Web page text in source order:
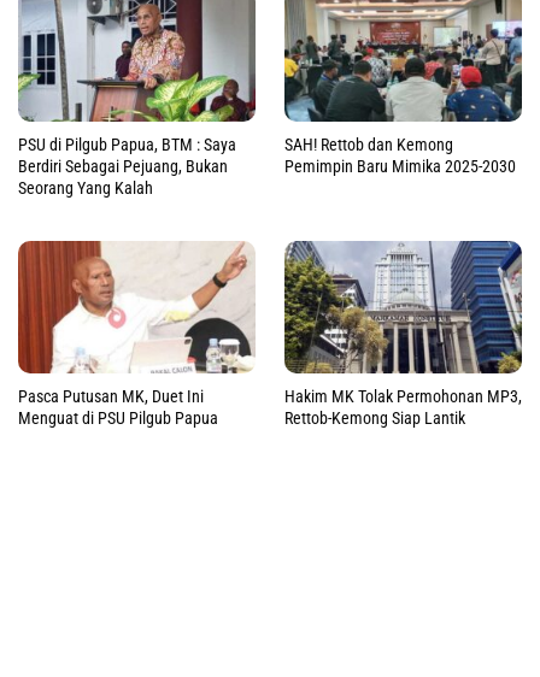
PSU di Pilgub Papua, BTM : Saya
Berdiri Sebagai Pejuang, Bukan
Seorang Yang Kalah
SAH! Rettob dan Kemong
Pemimpin Baru Mimika 2025-2030
Pasca Putusan MK, Duet Ini
Menguat di PSU Pilgub Papua
Hakim MK Tolak Permohonan MP3,
Rettob-Kemong Siap Lantik